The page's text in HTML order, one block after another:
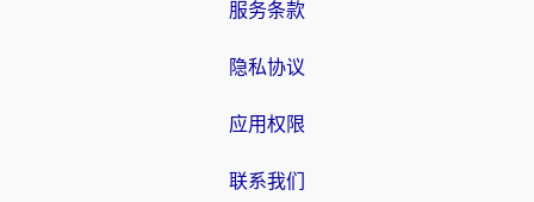
服务条款
隐私协议
应用权限
联系我们